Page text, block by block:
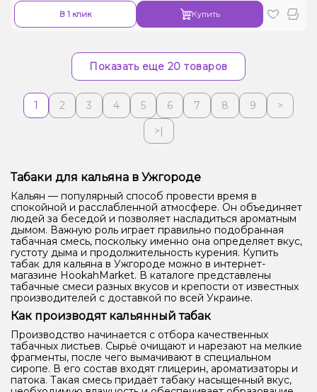
В 1 клик Купить
Показать еще 20 товаров
1 2 3 4 5 6 7 8 9
>
>|
Табаки для кальяна в Ужгороде
Кальян — популярный способ провести время в
спокойной и расслабленной атмосфере. Он объединяет
людей за беседой и позволяет насладиться ароматным
дымом. Важную роль играет правильно подобранная
табачная смесь, поскольку именно она определяет вкус,
густоту дыма и продолжительность курения. Купить
табак для кальяна в Ужгороде можно в интернет-
магазине HookahMarket. В каталоге представлены
табачные смеси разных вкусов и крепости от известных
производителей с доставкой по всей Украине.
Как производят кальянный табак
Производство начинается с отбора качественных
табачных листьев. Сырьё очищают и нарезают на мелкие
фрагменты, после чего вымачивают в специальном
сиропе. В его состав входят глицерин, ароматизаторы и
патока. Такая смесь придаёт табаку насыщенный вкус,